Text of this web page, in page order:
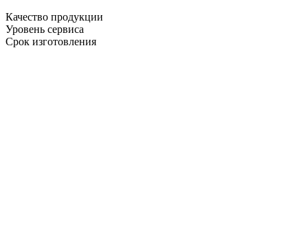
Качество продукции
Уровень сервиса
Срок изготовления